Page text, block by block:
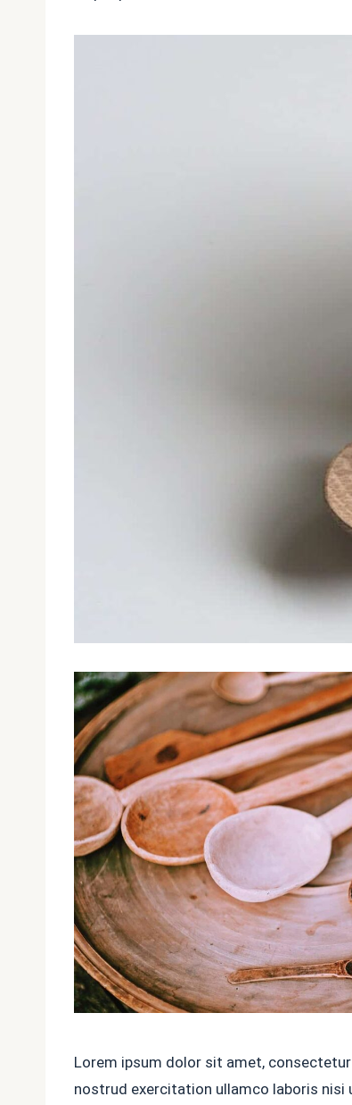
Lorem ipsum dolor sit amet,
nostrud exercitation ullamco laboris nisi